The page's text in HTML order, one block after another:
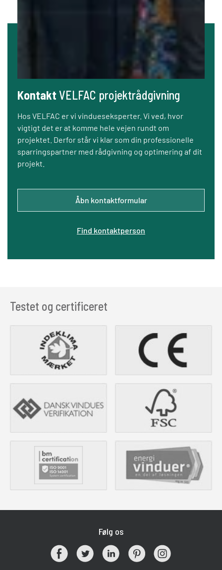
KontaktVELFAC projektrådgivning
Hos VELFAC er vi vindueseksperter. Vi ved, hvor
vigtigt det er at komme hele vejen rundt om
projektet. Derfor står vi klar som din professionelle
sparringspartner med rådgivning og optimering af dit
projekt.
Åbn kontaktformular
Find kontaktperson
Testet og certificeret
Følg os